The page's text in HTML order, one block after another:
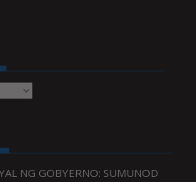
NG GOBYERNO: SUMUNOD